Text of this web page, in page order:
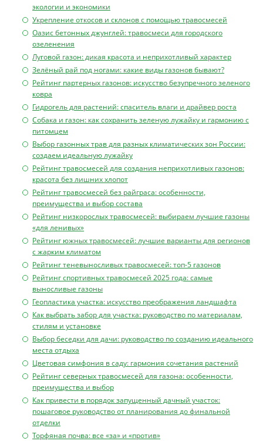
экологии и экономики
Укрепление откосов и склонов с помощью травосмесей
Оазис бетонных джунглей: травосмеси для городского
озеленения
Луговой газон: дикая красота и неприхотливый характер
Зелёный рай под ногами: какие виды газонов бывают?
Рейтинг партерных газонов: искусство безупречного зеленого
ковра
Гидрогель для растений: спаситель влаги и драйвер роста
Собака и газон: как сохранить зеленую лужайку и гармонию с
питомцем
Выбор газонных трав для разных климатических зон России:
создаем идеальную лужайку
Рейтинг травосмесей для создания неприхотливых газонов:
красота без лишних хлопот
Рейтинг травосмесей без райграса: особенности,
преимущества и выбор состава
Рейтинг низкорослых травосмесей: выбираем лучшие газоны
«для ленивых»
Рейтинг южных травосмесей: лучшие варианты для регионов
с жарким климатом
Рейтинг теневыносливых травосмесей: топ-5 газонов
Рейтинг спортивных травосмесей 2025 года: самые
выносливые газоны
Геопластика участка: искусство преображения ландшафта
Как выбрать забор для участка: руководство по материалам,
стилям и установке
Выбор беседки для дачи: руководство по созданию идеального
места отдыха
Цветовая симфония в саду: гармония сочетания растений
Рейтинг северных травосмесей для газона: особенности,
преимущества и выбор
Как привести в порядок запущенный дачный участок:
пошаговое руководство от планирования до финальной
отделки
Торфяная почва: все «за» и «против»